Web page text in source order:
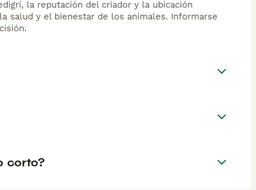
la reputación del criador y la ubicación
salud y el bienestar de los animales. Informarse
corto?